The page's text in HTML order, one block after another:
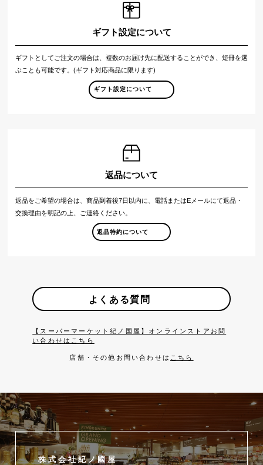
ギフト設定について
ギフトとしてご注文の場合は、複数のお届け先に配送することができ、短冊を選
ぶことも可能です。(ギフト対応商品に限ります)
ギフト設定について
返品について
返品をご希望の場合は、商品到着後7日以内に、電話またはEメールにて返品・
交換理由を明記の上、ご連絡ください。
返品特約について
よくある質問
【スーパーマーケット紀ノ国屋】オンラインストアお問
い合わせはこちら
店舗・その他お問い合わせは こちら
株式会社紀ノ國屋